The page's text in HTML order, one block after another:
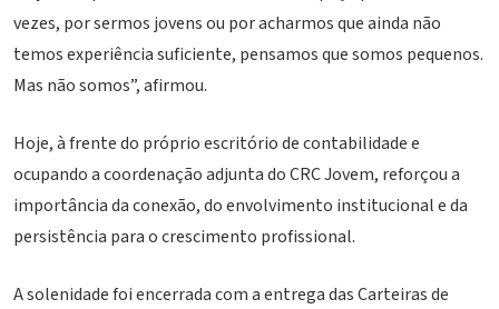
vezes, por sermos jovens ou por acharmos que ainda não
temos experiência suficiente, pensamos que somos pequenos.
Mas não somos”, afirmou.
Hoje, à frente do próprio escritório de contabilidade e
ocupando a coordenação adjunta do CRC Jovem, reforçou a
importância da conexão, do envolvimento institucional e da
persistência para o crescimento profissional.
A solenidade foi encerrada com a entrega das Carteiras de